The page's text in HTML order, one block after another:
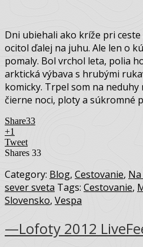
Dni ubiehali ako kríže pri ceste
ocitol ďalej na juhu. Ale len o
pomaly. Bol vrchol leta, polia
arktická výbava s hrubými
komicky. Trpel som na
čierne noci, ploty a súkromné
Share33
+1
Tweet
Shares 33
Category: Blog, Cestovanie,
sever sveta Tags: Cestovanie,
Slovensko, Vespa
—Lofoty 2012